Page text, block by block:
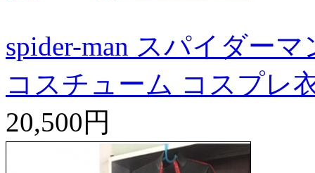
spider-man スパイダー
コスチューム コスプレ
20,500円